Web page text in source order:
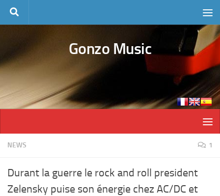
Skip to content
Gonzo Music
NEWS 1
Durant la guerre le rock and roll president
Zelensky puise son énergie chez AC/DC et